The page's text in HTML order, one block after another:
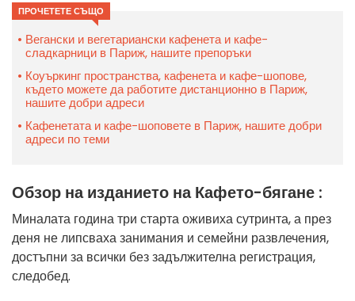
ПРОЧЕТЕТЕ СЪЩО
Вегански и вегетариански кафенета и кафе-
сладкарници в Париж, нашите препоръки
Коуъркинг пространства, кафенета и кафе-шопове,
където можете да работите дистанционно в Париж,
нашите добри адреси
Кафенетата и кафе-шоповете в Париж, нашите добри
адреси по теми
Обзор на изданието на Кафето-бягане :
Миналата година три старта оживиха сутринта, а през
деня не липсваха занимания и семейни развлечения,
достъпни за всички без задължителна регистрация,
следобед.